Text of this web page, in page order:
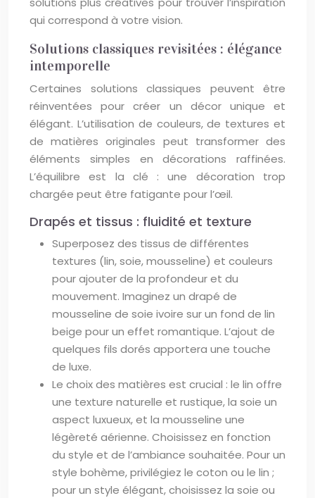
qui correspond à votre vision.
Solutions classiques revisitées : élégance
intemporelle
Certaines solutions classiques peuvent être
réinventées pour créer un décor unique et
élégant. L’utilisation de couleurs, de textures et
de matières originales peut transformer des
éléments simples en décorations raffinées.
L’équilibre est la clé : une décoration trop
chargée peut être fatigante pour l’œil.
Drapés et tissus : fluidité et texture
Superposez des tissus de différentes
textures (lin, soie, mousseline) et couleurs
pour ajouter de la profondeur et du
mouvement. Imaginez un drapé de
mousseline de soie ivoire sur un fond de lin
beige pour un effet romantique. L’ajout de
quelques fils dorés apportera une touche
de luxe.
Le choix des matières est crucial : le lin offre
une texture naturelle et rustique, la soie un
aspect luxueux, et la mousseline une
légèreté aérienne. Choisissez en fonction
du style et de l’ambiance souhaitée. Pour un
style bohème, privilégiez le coton ou le lin ;
pour un style élégant, choisissez la soie ou